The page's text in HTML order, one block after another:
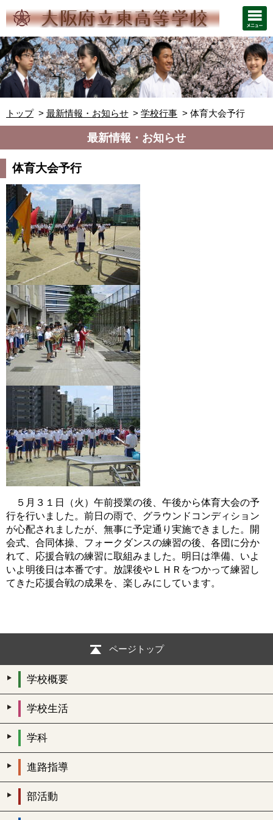
トップ 最新情報・お知らせ 学校行事 体育大会予行
最新情報・お知らせ
体育大会予行
５月３１日（火）午前授業の後、午後から体育大会の予
行を行いました。前日の雨で、グラウンドコンディション
が心配されましたが、無事に予定通り実施できました。開
会式、合同体操、フォークダンスの練習の後、各団に分か
れて、応援合戦の練習に取組みました。明日は準備、いよ
いよ明後日は本番です。放課後やＬＨＲをつかって練習し
てきた応援合戦の成果を、楽しみにしています。
ページトップ
学校概要
学校生活
学科
進路指導
部活動